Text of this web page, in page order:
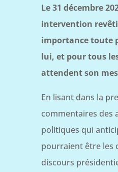
Le 31 décembre
intervention
importance toute
lui, et pour tous
attendent son
En lisant dans la
commentaires des
politiques qui
pourraient être les
discours